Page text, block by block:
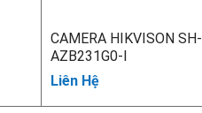
CAMERA HIKVISON SH-
AZB231G0-I
Liên Hệ